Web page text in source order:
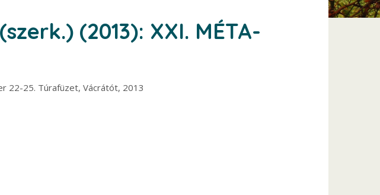
(2013): XXI. MÉTA-
22-25. Túrafüzet, Vácrátót, 2013